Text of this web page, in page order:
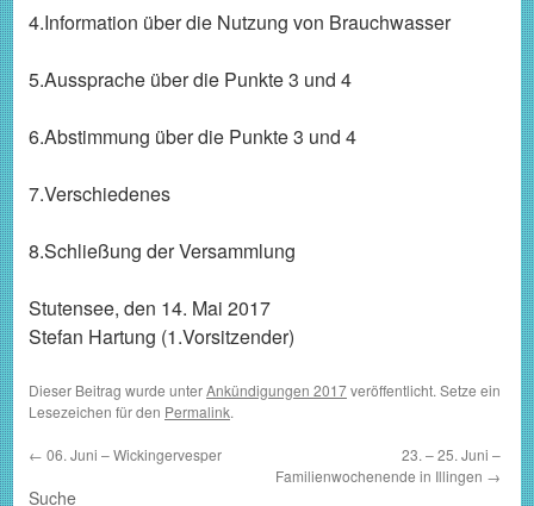
4.Information über die Nutzung von Brauchwasser
5.Aussprache über die Punkte 3 und 4
6.Abstimmung über die Punkte 3 und 4
7.Verschiedenes
8.Schließung der Versammlung
Stutensee, den 14. Mai 2017
Stefan Hartung (1.Vorsitzender)
Dieser Beitrag wurde unterAnkündigungen 2017veröffentlicht. Setze ein
Lesezeichen für den Permalink.
← 06. Juni – Wickingervesper
23. – 25. Juni –
Familienwochenende in Illingen →
Suche